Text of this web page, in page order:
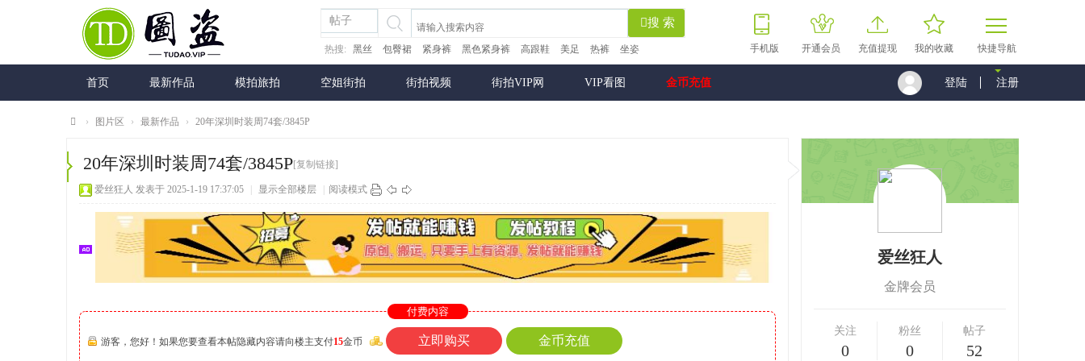
帖子 搜 索
热搜: 黑丝 包臀裙 紧身裤 黑色紧身裤 高跟鞋 美足 热裤 坐姿 快捷导航
我的收藏
充值提现
开通会员
手机版
首页 最新作品 模拍旅拍 空姐街拍 街拍视频 街拍VIP网 VIP看图 金币充值 登陆 注册
盗
› 图片区 › 最新作品 › 20年深圳时装周74套/3845P
20年深圳时装周74套/3845P[复制链接]
爱丝狂人 发表于 2025-1-19 17:37:05 显示全部楼层 阅读模式
付费内容
游客，您好！如果您要查看本帖隐藏内容请向楼主支付15金币 立即购买 金币充值
爱丝狂人
金牌会员
关注
0
粉丝
0
帖子
52